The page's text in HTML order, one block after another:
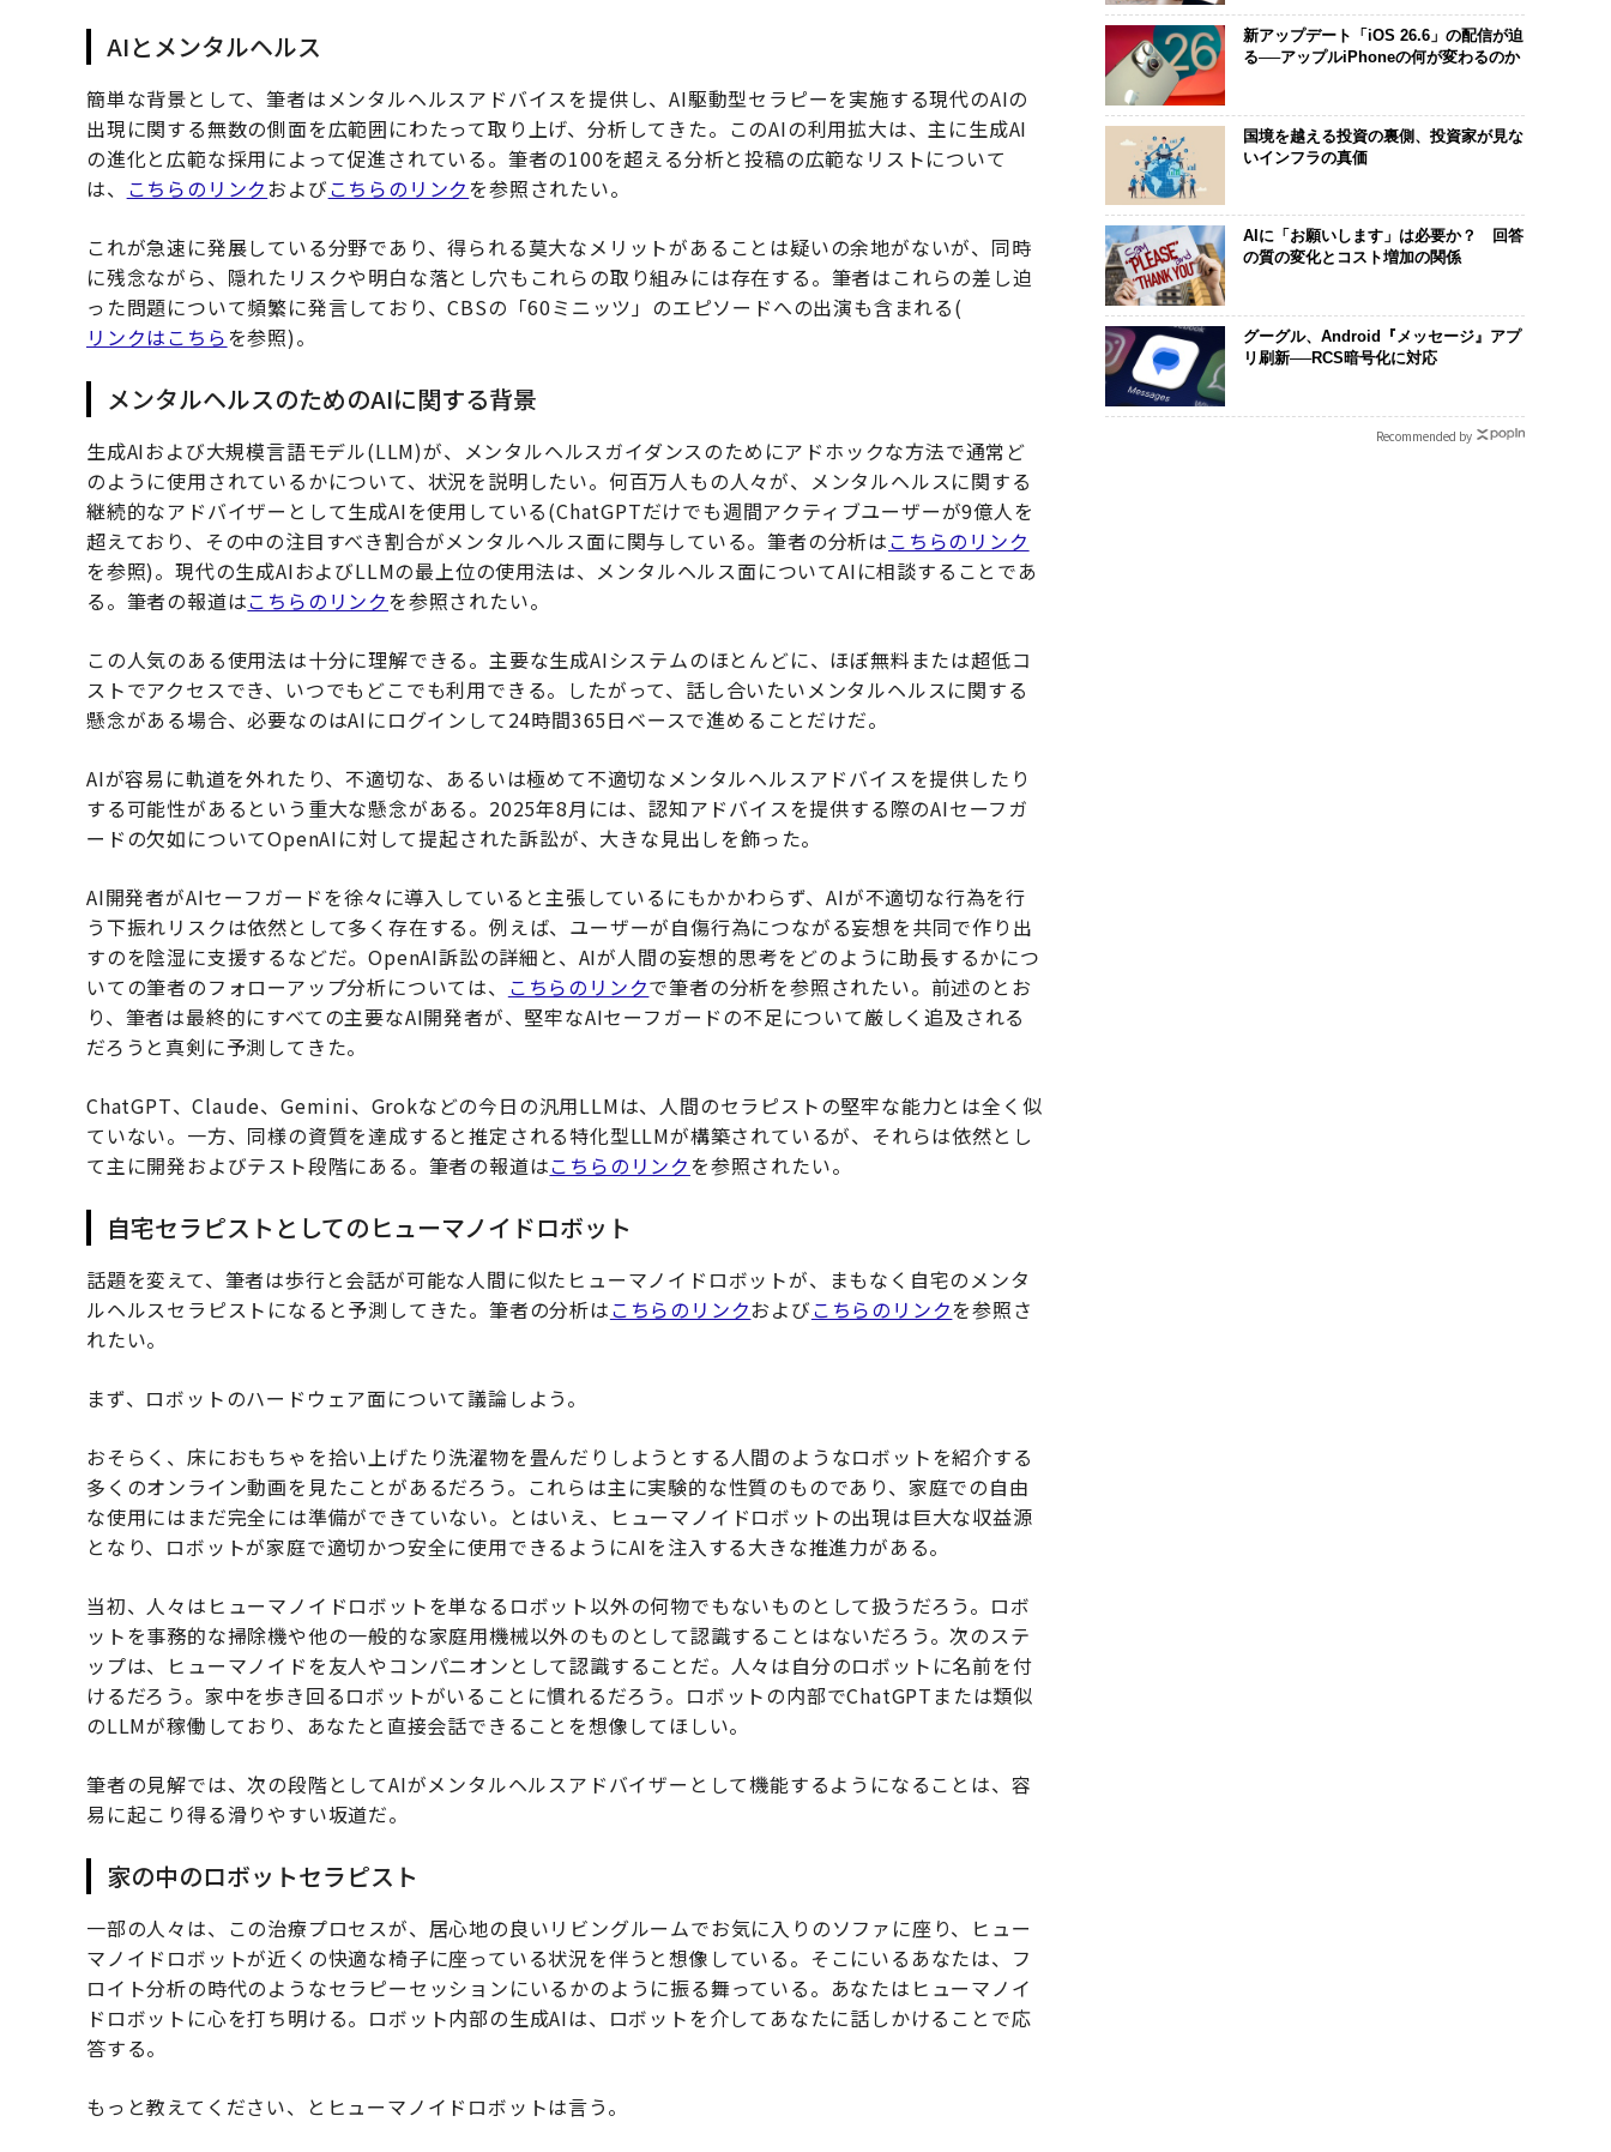
AIとメンタルヘルス
簡単な背景として、筆者はメンタルヘルスアドバイスを提供し、AI駆動型セラピーを実施する現代のAIの
出現に関する無数の側面を広範囲にわたって取り上げ、分析してきた。このAIの利用拡大は、主に生成AI
の進化と広範な採用によって促進されている。筆者の100を超える分析と投稿の広範なリストについて
は、 こちらのリンクおよびこちらのリンクを参照されたい。
これが急速に発展している分野であり、得られる莫大なメリットがあることは疑いの余地がないが、同時
に残念ながら、隠れたリスクや明白な落とし穴もこれらの取り組みには存在する。筆者はこれらの差し迫
った問題について頻繁に発言しており、CBSの「60ミニッツ」のエピソードへの出演も含まれる(
リンクはこちらを参照)。
メンタルヘルスのためのAIに関する背景
生成AIおよび大規模言語モデル(LLM)が、メンタルヘルスガイダンスのためにアドホックな方法で通常ど
のように使用されているかについて、状況を説明したい。何百万人もの人々が、メンタルヘルスに関する
継続的なアドバイザーとして生成AIを使用している(ChatGPTだけでも週間アクティブユーザーが9億人を
超えており、その中の注目すべき割合がメンタルヘルス面に関与している。筆者の分析はこちらのリンク
を参照)。現代の生成AIおよびLLMの最上位の使用法は、メンタルヘルス面についてAIに相談することであ
る。筆者の報道はこちらのリンクを参照されたい。
この人気のある使用法は十分に理解できる。主要な生成AIシステムのほとんどに、ほぼ無料または超低コ
ストでアクセスでき、いつでもどこでも利用できる。したがって、話し合いたいメンタルヘルスに関する
懸念がある場合、必要なのはAIにログインして24時間365日ベースで進めることだけだ。
AIが容易に軌道を外れたり、不適切な、あるいは極めて不適切なメンタルヘルスアドバイスを提供したり
する可能性があるという重大な懸念がある。2025年8月には、認知アドバイスを提供する際のAIセーフガ
ードの欠如についてOpenAIに対して提起された訴訟が、大きな見出しを飾った。
AI開発者がAIセーフガードを徐々に導入していると主張しているにもかかわらず、AIが不適切な行為を行
う下振れリスクは依然として多く存在する。例えば、ユーザーが自傷行為につながる妄想を共同で作り出
すのを陰湿に支援するなどだ。OpenAI訴訟の詳細と、AIが人間の妄想的思考をどのように助長するかにつ
いての筆者のフォローアップ分析については、 こちらのリンクで筆者の分析を参照されたい。前述のとお
り、筆者は最終的にすべての主要なAI開発者が、堅牢なAIセーフガードの不足について厳しく追及される
だろうと真剣に予測してきた。
ChatGPT、Claude、Gemini、Grokなどの今日の汎用LLMは、人間のセラピストの堅牢な能力とは全く似
ていない。一方、同様の資質を達成すると推定される特化型LLMが構築されているが、それらは依然とし
て主に開発およびテスト段階にある。筆者の報道はこちらのリンクを参照されたい。
自宅セラピストとしてのヒューマノイドロボット
話題を変えて、筆者は歩行と会話が可能な人間に似たヒューマノイドロボットが、まもなく自宅のメンタ
ルヘルスセラピストになると予測してきた。筆者の分析はこちらのリンクおよびこちらのリンクを参照さ
れたい。
まず、ロボットのハードウェア面について議論しよう。
おそらく、床におもちゃを拾い上げたり洗濯物を畳んだりしようとする人間のようなロボットを紹介する
多くのオンライン動画を見たことがあるだろう。これらは主に実験的な性質のものであり、家庭での自由
な使用にはまだ完全には準備ができていない。とはいえ、ヒューマノイドロボットの出現は巨大な収益源
となり、ロボットが家庭で適切かつ安全に使用できるようにAIを注入する大きな推進力がある。
当初、人々はヒューマノイドロボットを単なるロボット以外の何物でもないものとして扱うだろう。ロボ
ットを事務的な掃除機や他の一般的な家庭用機械以外のものとして認識することはないだろう。次のステ
ップは、ヒューマノイドを友人やコンパニオンとして認識することだ。人々は自分のロボットに名前を付
けるだろう。家中を歩き回るロボットがいることに慣れるだろう。ロボットの内部でChatGPTまたは類似
のLLMが稼働しており、あなたと直接会話できることを想像してほしい。
筆者の見解では、次の段階としてAIがメンタルヘルスアドバイザーとして機能するようになることは、容
易に起こり得る滑りやすい坂道だ。
家の中のロボットセラピスト
一部の人々は、この治療プロセスが、居心地の良いリビングルームでお気に入りのソファに座り、ヒュー
マノイドロボットが近くの快適な椅子に座っている状況を伴うと想像している。そこにいるあなたは、フ
ロイト分析の時代のようなセラピーセッションにいるかのように振る舞っている。あなたはヒューマノイ
ドロボットに心を打ち明ける。ロボット内部の生成AIは、ロボットを介してあなたに話しかけることで応
答する。
もっと教えてください、とヒューマノイドロボットは言う。
新アップデート「iOS 26.6」の配信が迫
る──アップルiPhoneの何が変わるのか
国境を越える投資の裏側、投資家が見な
いインフラの真価
AIに「お願いします」は必要か？ 回答
の質の変化とコスト増加の関係
グーグル、Android『メッセージ』アプ
リ刷新──RCS暗号化に対応
Recommended by